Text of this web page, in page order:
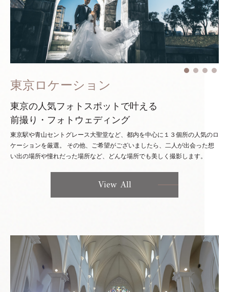
東京ロケーション
東京の人気フォトスポットで叶える
前撮り・フォトウェディング
東京駅や青山セントグレース大聖堂など、都内を中心に１３個所の人気のロ
ケーションを厳選。 その他、ご希望がございましたら、二人が出会った想
い出の場所や憧れだった場所など、どんな場所でも美しく撮影します。
View All